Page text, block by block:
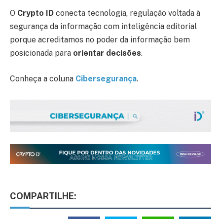
O Crypto ID conecta tecnologia, regulação voltada à
segurança da informação com inteligência editorial
porque acreditamos no poder da informação bem
posicionada para orientar decisões.
Conheça a coluna Cibersegurança.
COMPARTILHE: